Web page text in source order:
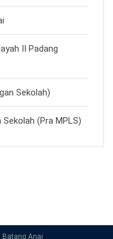
II Padang
Sekolah)
(Pra MPLS)
Batang Anai